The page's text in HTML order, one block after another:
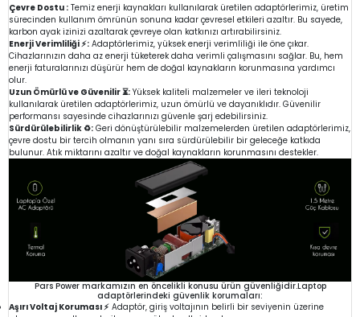
Çevre Dostu : Temiz enerji kaynakları kullanılarak üretilen adaptörlerimiz, üretim
sürecinden kullanım ömrünün sonuna kadar çevresel etkileri azaltır. Bu sayede,
karbon ayak izinizi azaltarak çevreye olan katkınızı artırabilirsiniz.
Enerji Verimliliği ⚡: Adaptörlerimiz, yüksek enerji verimliliği ile öne çıkar.
Cihazlarınızın daha az enerji tüketerek daha verimli çalışmasını sağlar. Bu, hem
enerji faturalarınızı düşürür hem de doğal kaynakların korunmasına yardımcı
olur.
Uzun Ömürlü ve Güvenilir ⏳: Yüksek kaliteli malzemeler ve ileri teknoloji
kullanılarak üretilen adaptörlerimiz, uzun ömürlü ve dayanıklıdır. Güvenilir
performansı sayesinde cihazlarınızı güvenle şarj edebilirsiniz.
Sürdürülebilirlik ♻️: Geri dönüştürülebilir malzemelerden üretilen adaptörlerimiz,
çevre dostu bir tercih olmanın yanı sıra sürdürülebilir bir geleceğe katkıda
bulunur. Atık miktarını azaltır ve doğal kaynakların korunmasını destekler.
Pars Power markamızın en öncelikli konusu ürün güvenliğidir.Laptop
adaptörlerindeki güvenlik korumaları:
Aşırı Voltaj Koruması ⚡ Adaptör, giriş voltajının belirli bir seviyenin üzerine